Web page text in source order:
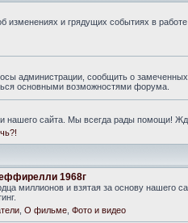
изменениях и грядущих событиях в
администрации, сообщить о
основными возможностями форума.
нашего сайта. Мы всегда рады помощи!
1968г
миллионов и взятая за основу нашего
О фильме Фото и видео